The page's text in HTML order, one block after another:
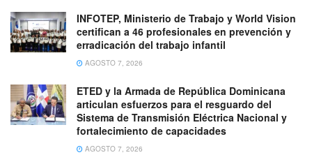
INFOTEP, Ministerio de Trabajo y World Vision
certifican a 46 profesionales en prevención y
erradicación del trabajo infantil
AGOSTO 7, 2026
ETED y la Armada de República Dominicana
articulan esfuerzos para el resguardo del
Sistema de Transmisión Eléctrica Nacional y
fortalecimiento de capacidades
AGOSTO 7, 2026